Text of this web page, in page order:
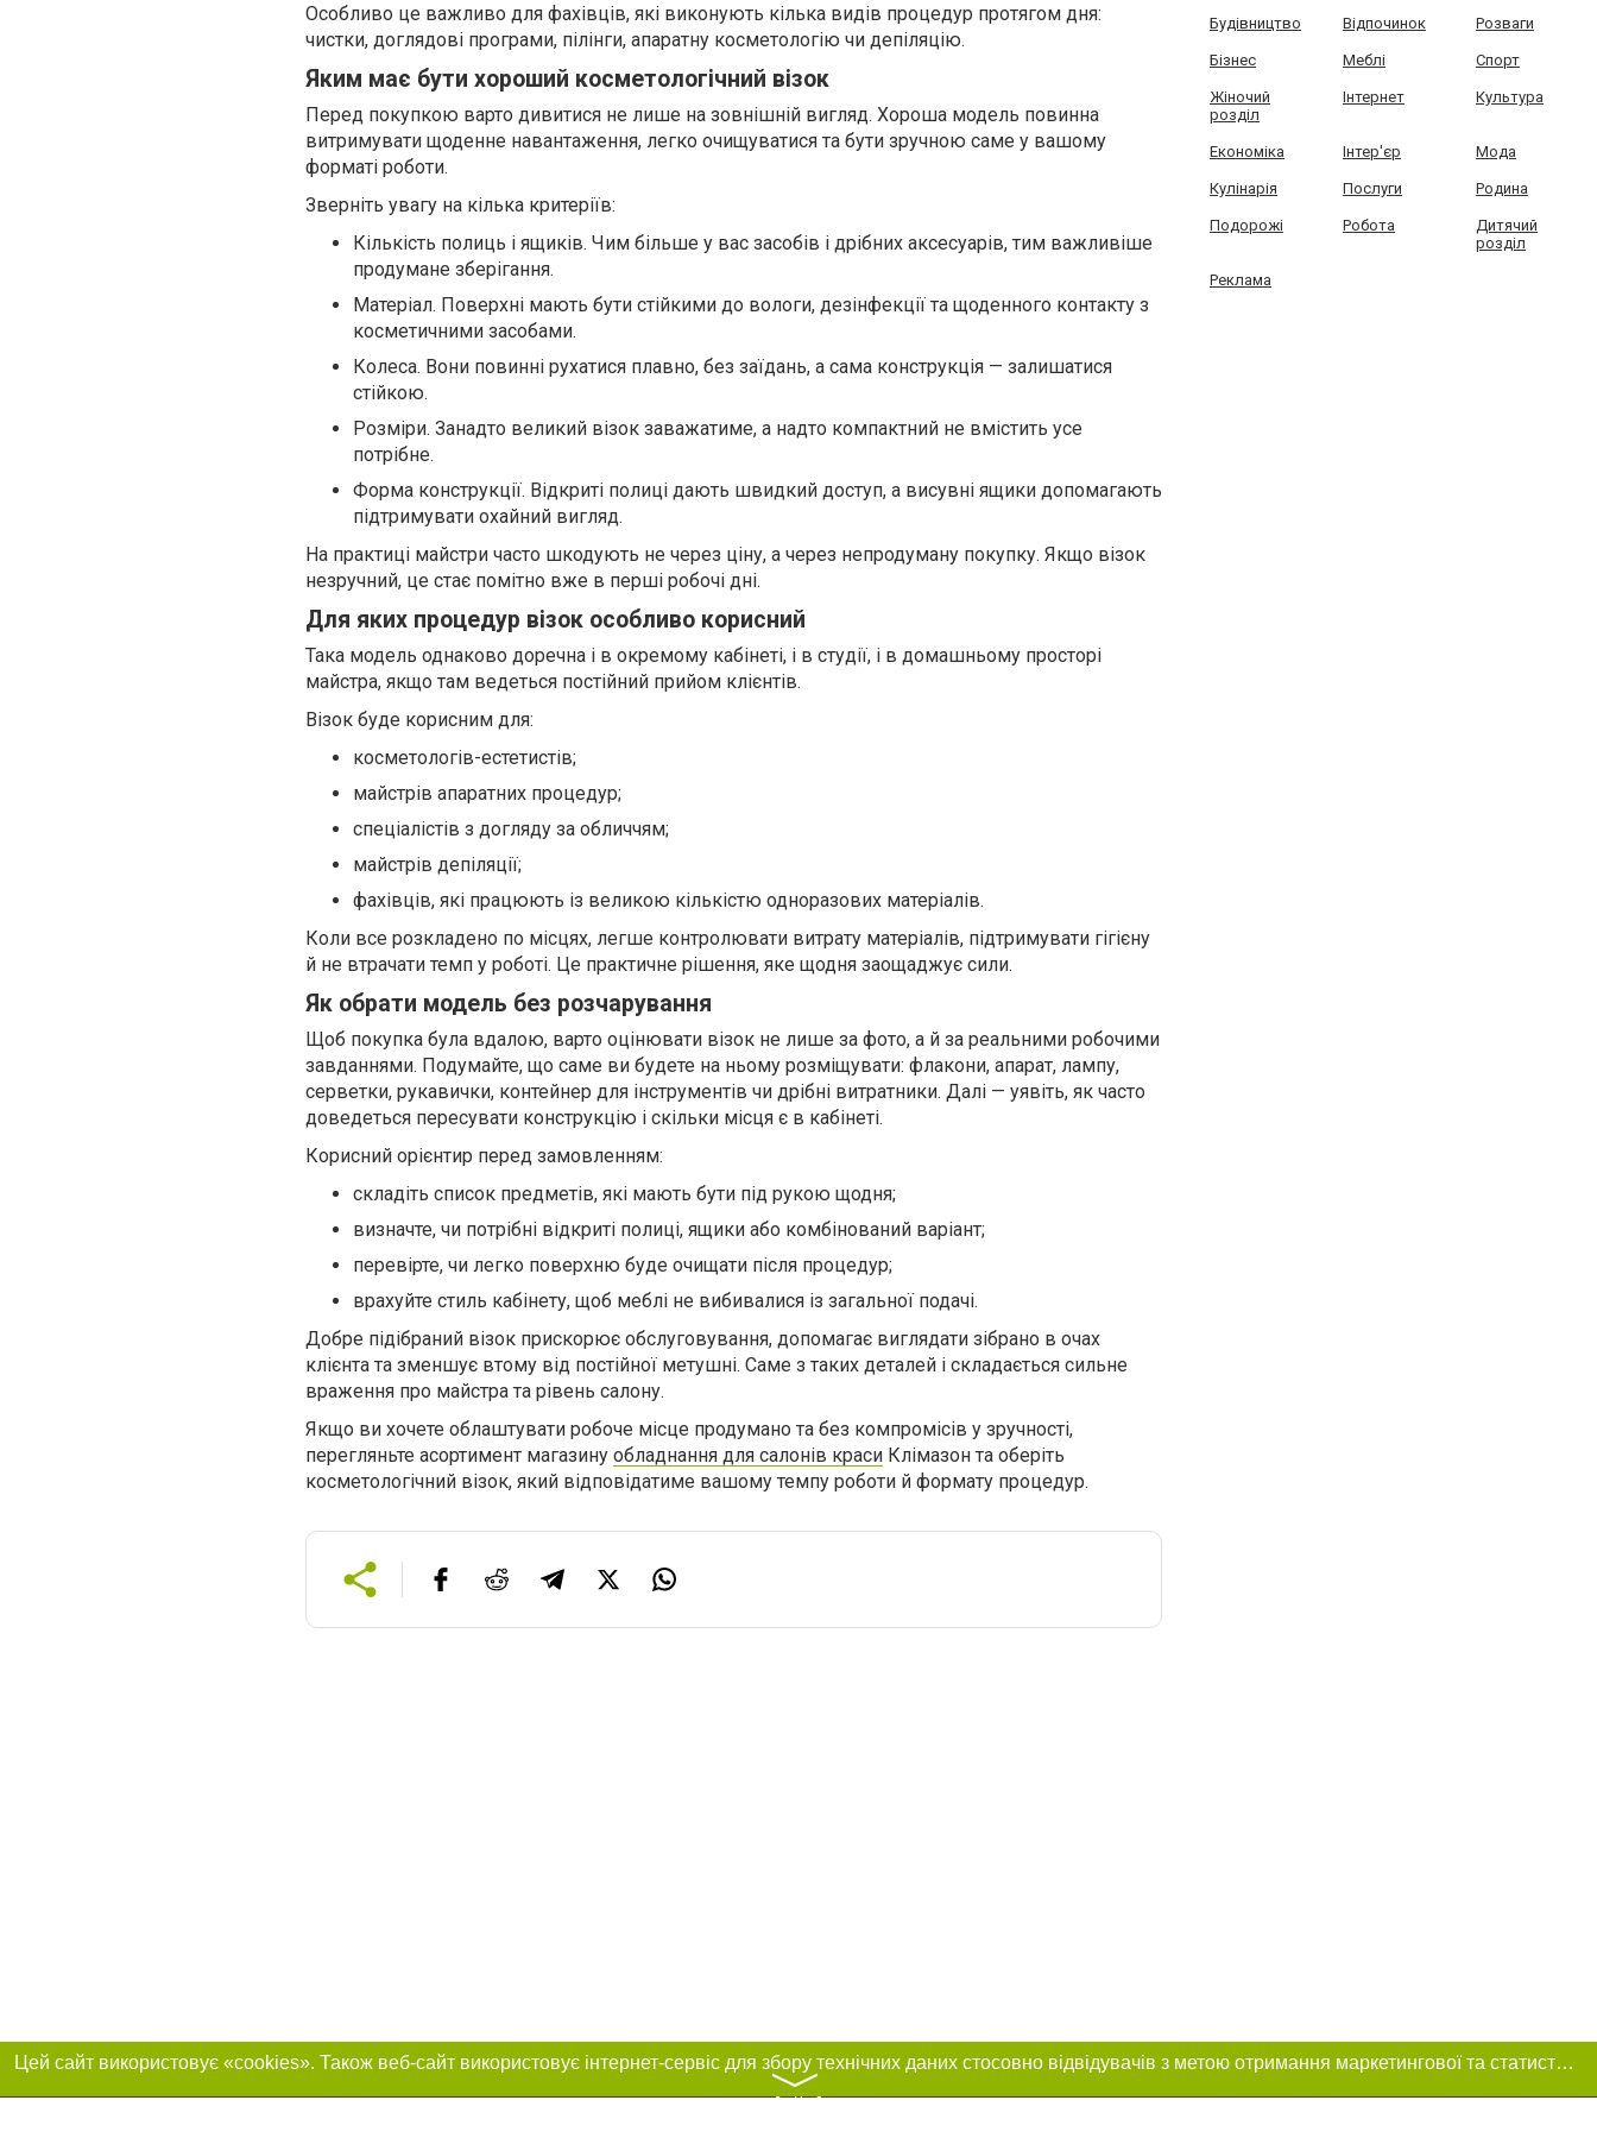
Особливо це важливо для фахівців, які виконують кілька видів процедур протягом дня:
чистки, доглядові програми, пілінги, апаратну косметологію чи депіляцію.
Яким має бути хороший косметологічний візок
Перед покупкою варто дивитися не лише на зовнішній вигляд. Хороша модель повинна
витримувати щоденне навантаження, легко очищуватися та бути зручною саме у вашому
форматі роботи.
Зверніть увагу на кілька критеріїв:
Кількість полиць і ящиків. Чим більше у вас засобів і дрібних аксесуарів, тим важливіше
продумане зберігання.
Матеріал. Поверхні мають бути стійкими до вологи, дезінфекції та щоденного контакту з
косметичними засобами.
Колеса. Вони повинні рухатися плавно, без заїдань, а сама конструкція — залишатися
стійкою.
Розміри. Занадто великий візок заважатиме, а надто компактний не вмістить усе
потрібне.
Форма конструкції. Відкриті полиці дають швидкий доступ, а висувні ящики допомагають
підтримувати охайний вигляд.
На практиці майстри часто шкодують не через ціну, а через непродуману покупку. Якщо візок
незручний, це стає помітно вже в перші робочі дні.
Для яких процедур візок особливо корисний
Така модель однаково доречна і в окремому кабінеті, і в студії, і в домашньому просторі
майстра, якщо там ведеться постійний прийом клієнтів.
Візок буде корисним для:
косметологів-естетистів;
майстрів апаратних процедур;
спеціалістів з догляду за обличчям;
майстрів депіляції;
фахівців, які працюють із великою кількістю одноразових матеріалів.
Коли все розкладено по місцях, легше контролювати витрату матеріалів, підтримувати гігієну
й не втрачати темп у роботі. Це практичне рішення, яке щодня заощаджує сили.
Як обрати модель без розчарування
Щоб покупка була вдалою, варто оцінювати візок не лише за фото, а й за реальними робочими
завданнями. Подумайте, що саме ви будете на ньому розміщувати: флакони, апарат, лампу,
серветки, рукавички, контейнер для інструментів чи дрібні витратники. Далі — уявіть, як часто
доведеться пересувати конструкцію і скільки місця є в кабінеті.
Корисний орієнтир перед замовленням:
складіть список предметів, які мають бути під рукою щодня;
визначте, чи потрібні відкриті полиці, ящики або комбінований варіант;
перевірте, чи легко поверхню буде очищати після процедур;
врахуйте стиль кабінету, щоб меблі не вибивалися із загальної подачі.
Добре підібраний візок прискорює обслуговування, допомагає виглядати зібрано в очах
клієнта та зменшує втому від постійної метушні. Саме з таких деталей і складається сильне
враження про майстра та рівень салону.
Якщо ви хочете облаштувати робоче місце продумано та без компромісів у зручності,
перегляньте асортимент магазину обладнання для салонів краси Клімазон та оберіть
косметологічний візок, який відповідатиме вашому темпу роботи й формату процедур.
Будівництво Відпочинок Розваги
Бізнес Меблі Спорт
Жіночий
розділ
Інтернет Культура
Економіка Інтер'єр Мода
Кулінарія Послуги Родина
Подорожі Робота
Дитячий
розділ
Реклама
Цей сайт використовує «cookies». Також веб-сайт використовує інтернет-сервіс для збору технічних даних стосовно відвідувачів з метою отримання маркетингової та статистичної інформації. Умови обробки даних відвідувачів сайту див.
〉